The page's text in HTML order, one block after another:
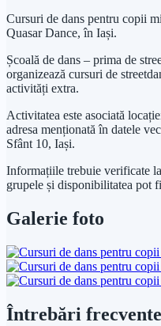
Cursuri de dans pentru copii
Quasar Dance, în Iași.
Școală de dans – prima de
organizează cursuri de
activități extra.
Activitatea este asociată
adresa menționată în datele
Sfânt 10, Iași.
Informațiile trebuie verificate
grupele și disponibilitatea pot
Galerie foto
Întrebări frecvente